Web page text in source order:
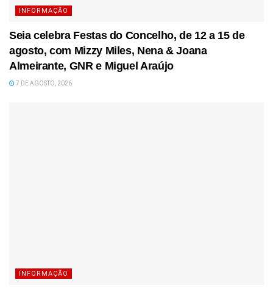
INFORMAÇÃO
Seia celebra Festas do Concelho, de 12 a 15 de
agosto, com Mizzy Miles, Nena & Joana
Almeirante, GNR e Miguel Araújo
7 DE AGOSTO, 2026
INFORMAÇÃO